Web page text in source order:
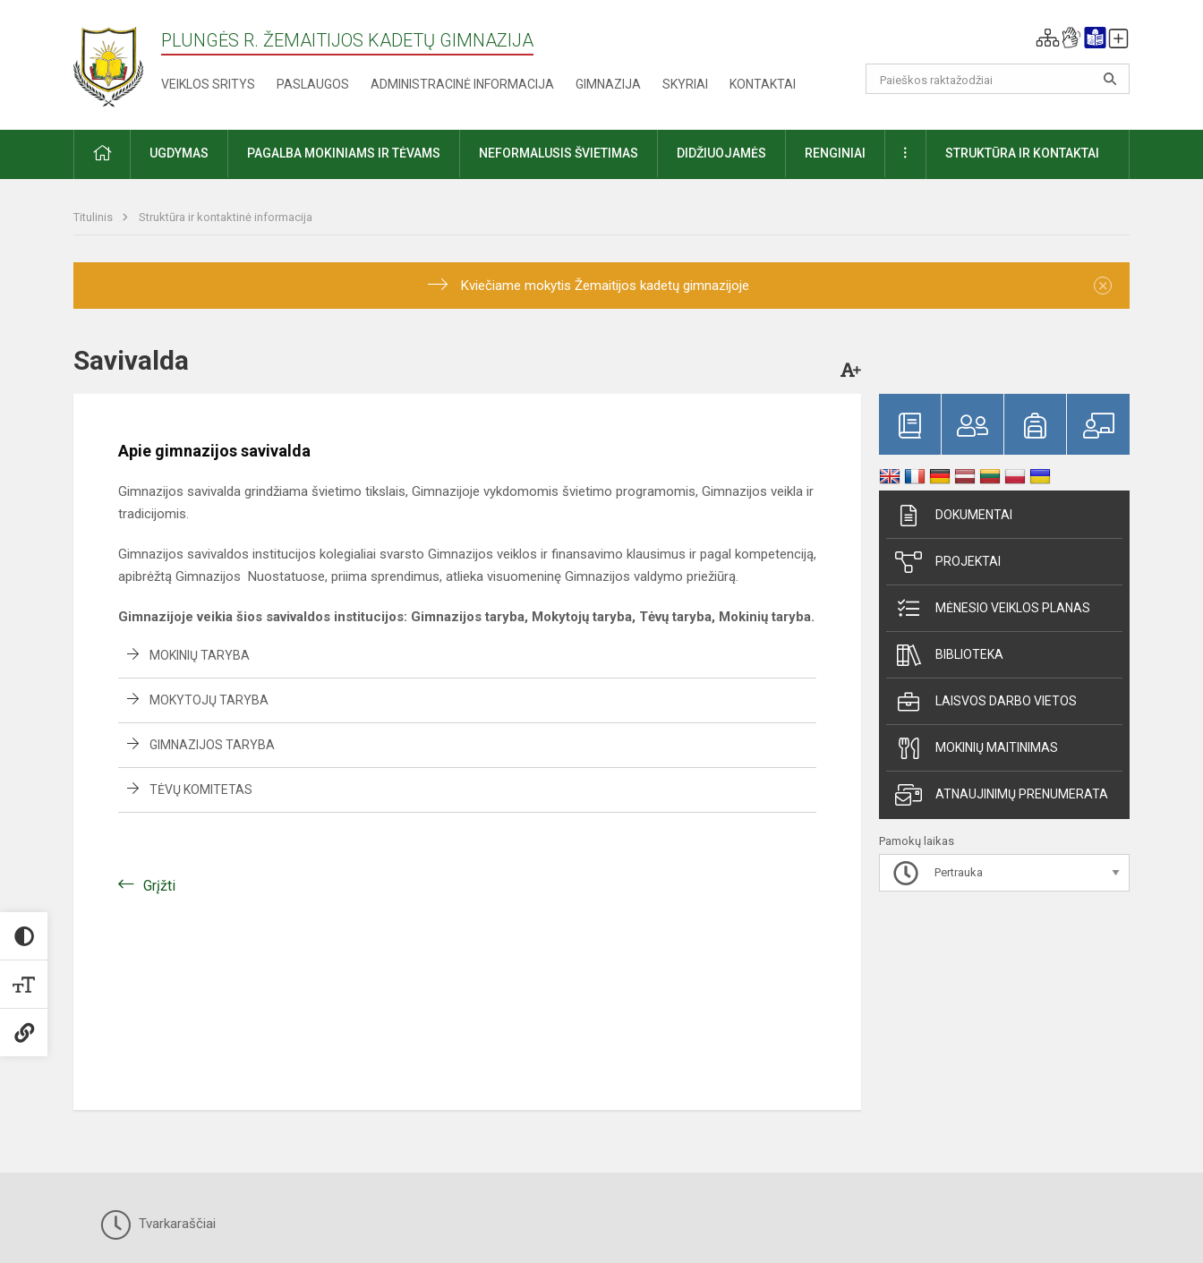
PLUNGĖS R. ŽEMAITIJOS KADETŲ GIMNAZIJA
VEIKLOS SRITYS PASLAUGOS ADMINISTRACINĖ INFORMACIJA GIMNAZIJA SKYRIAI KONTAKTAI
PRADŽIAUGDYMAS PAGALBA MOKINIAMS IR TĖVAMS NEFORMALUSIS ŠVIETIMAS DIDŽIUOJAMĖS RENGINIAI DAUGIAUSTRUKTŪRA IR KONTAKTAI
Titulinis Struktūra ir kontaktinė informacija
Kviečiame mokytis Žemaitijos kadetų gimnazijoje ×
Savivalda
Apie gimnazijos savivalda
Gimnazijos savivalda grindžiama švietimo tikslais, Gimnazijoje vykdomomis švietimo programomis, Gimnazijos veikla ir
tradicijomis.
Gimnazijos savivaldos institucijos kolegialiai svarsto Gimnazijos veiklos ir finansavimo klausimus ir pagal kompetenciją,
apibrėžtą Gimnazijos Nuostatuose, priima sprendimus, atlieka visuomeninę Gimnazijos valdymo priežiūrą.
Gimnazijoje veikia šios savivaldos institucijos: Gimnazijos taryba, Mokytojų taryba, Tėvų taryba, Mokinių taryba.
MOKINIŲ TARYBA
MOKYTOJŲ TARYBA
GIMNAZIJOS TARYBA
TĖVŲ KOMITETAS
Grįžti
DOKUMENTAI
PROJEKTAI
MĖNESIO VEIKLOS PLANAS
BIBLIOTEKA
LAISVOS DARBO VIETOS
MOKINIŲ MAITINIMAS
ATNAUJINIMŲ PRENUMERATA
Pamokų laikas
Pertrauka
Tvarkaraščiai